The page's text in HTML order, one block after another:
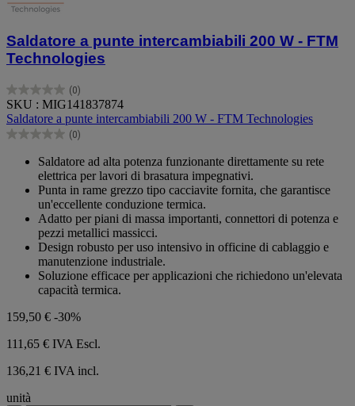
Saldatore a punte intercambiabili 200 W - FTM
Technologies
(0)
0.0
su
5
stelle.
SKU : MIG141837874
Saldatore a punte intercambiabili 200 W - FTM Technologies
(0)
0.0
Saldatore ad alta potenza funzionante direttamente su rete
elettrica per lavori di brasatura impegnativi.
Punta in rame grezzo tipo cacciavite fornita, che garantisce
un'eccellente conduzione termica.
Adatto per piani di massa importanti, connettori di potenza e
pezzi metallici massicci.
Design robusto per uso intensivo in officine di cablaggio e
manutenzione industriale.
Soluzione efficace per applicazioni che richiedono un'elevata
capacità termica.
159,50 € -30%
111,65 € IVA Escl.
136,21 € IVA incl.
unità